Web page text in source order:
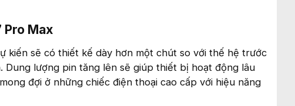
Pro Max​
kiến sẽ có thiết kế dày hơn một chút so với thế hệ trước
Dung lượng pin tăng lên sẽ giúp thiết bị hoạt động lâu
đợi ở những chiếc điện thoại cao cấp với hiệu năng